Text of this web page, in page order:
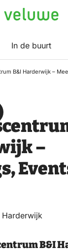
Veluwe
In de buurt
B&I Harderwijk –
–
B&I